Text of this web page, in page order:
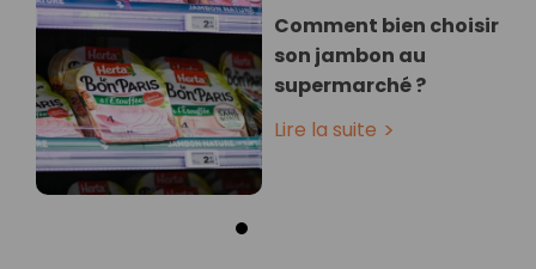
Comment bien choisir
son jambon au
supermarché ?
Lire la suite